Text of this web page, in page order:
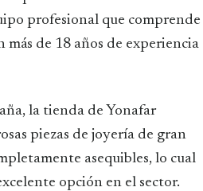
profesional que comprende
más de 18 años de experiencia
la tienda de Yonafar
piezas de joyería de gran
asequibles, lo cual
opción en el sector.